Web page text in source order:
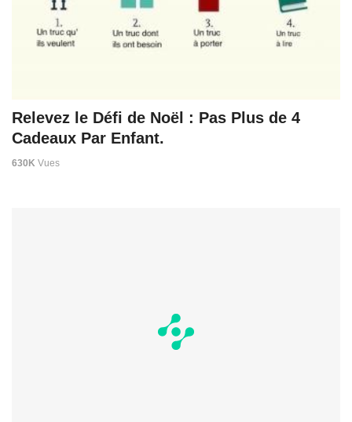
Relevez le Défi de Noël : Pas Plus de 4
Cadeaux Par Enfant.
630K Vues